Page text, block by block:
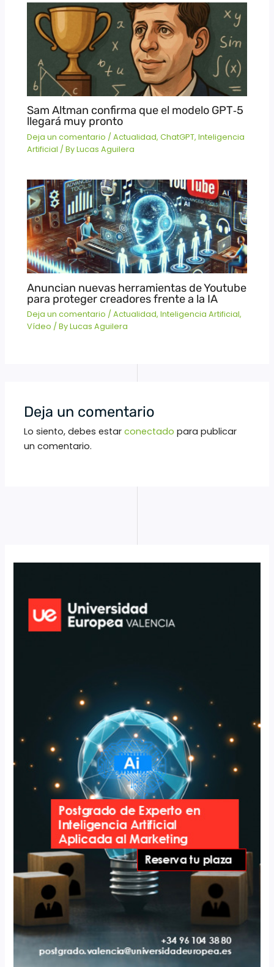
Sam Altman confirma que el modelo GPT‑5
llegará muy pronto
Deja un comentario /Actualidad,ChatGPT,Inteligencia
Artificial / ByLucas Aguilera
Anuncian nuevas herramientas de Youtube
para proteger creadores frente a la IA
Deja un comentario /Actualidad,Inteligencia Artificial,
Vídeo / ByLucas Aguilera
Deja un comentario
Lo siento, debes estarconectado para publicar
un comentario.